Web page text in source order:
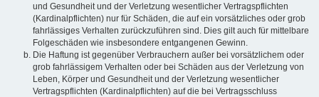
und Gesundheit und der Verletzung wesentlicher Vertragspflichten
(Kardinalpflichten) nur für Schäden, die auf ein vorsätzliches oder grob
fahrlässiges Verhalten zurückzuführen sind. Dies gilt auch für mittelbare
Folgeschäden wie insbesondere entgangenen Gewinn.
Die Haftung ist gegenüber Verbrauchern außer bei vorsätzlichem oder
grob fahrlässigem Verhalten oder bei Schäden aus der Verletzung von
Leben, Körper und Gesundheit und der Verletzung wesentlicher
Vertragspflichten (Kardinalpflichten) auf die bei Vertragsschluss